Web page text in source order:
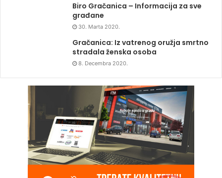
Biro Gračanica – Informacija za sve
građane
30. Marta 2020.
Gračanica: Iz vatrenog oružja smrtno
stradala ženska osoba
8. Decembra 2020.